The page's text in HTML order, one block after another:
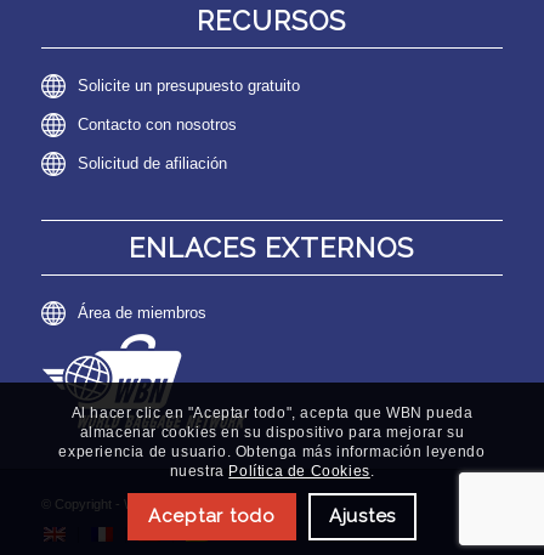
RECURSOS
Solicite un presupuesto gratuito
Contacto con nosotros
Solicitud de afiliación
ENLACES EXTERNOS
Área de miembros
© Copyright - World Baggage Network
Al hacer clic en "Aceptar todo", acepta que WBN pueda
almacenar cookies en su dispositivo para mejorar su
experiencia de usuario. Obtenga más información leyendo
nuestra Política de Cookies.
Aceptar todo Ajustes